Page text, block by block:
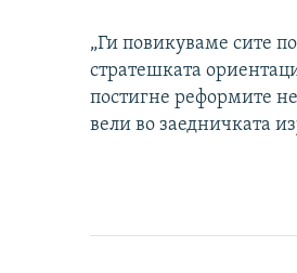
„Ги повикуваме сите
стратешката
постигне реформите
вели во заедничката